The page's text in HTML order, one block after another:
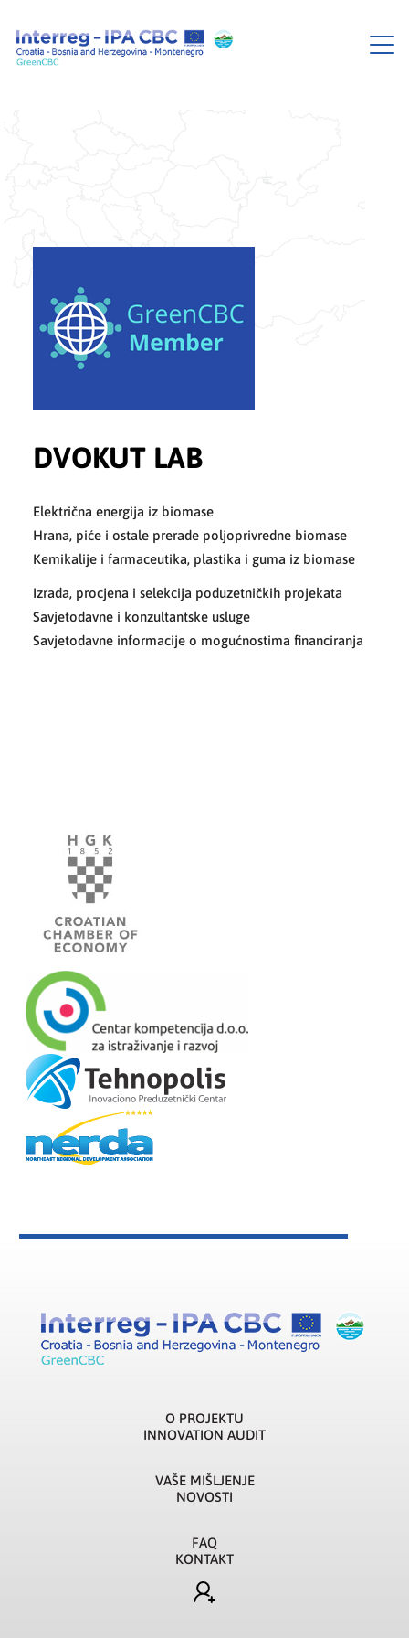
DVOKUT LAB
Električna energija iz biomase
Hrana, piće i ostale prerade poljoprivredne biomase
Kemikalije i farmaceutika, plastika i guma iz biomase
Izrada, procjena i selekcija poduzetničkih projekata
Savjetodavne i konzultantske usluge
Savjetodavne informacije o mogućnostima financiranja
O PROJEKTU
INNOVATION AUDIT
VAŠE MIŠLJENJE
NOVOSTI
FAQ
KONTAKT